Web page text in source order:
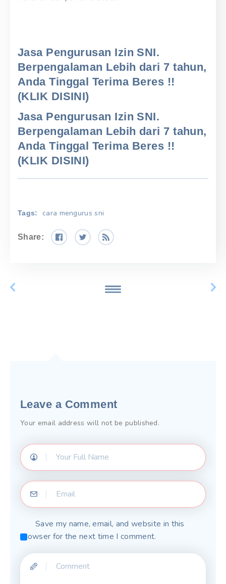
Jasa Pengurusan Izin SNI.
Berpengalaman Lebih dari 7 tahun,
Anda Tinggal Terima Beres !!
(KLIK DISINI)
Jasa Pengurusan Izin SNI.
Berpengalaman Lebih dari 7 tahun,
Anda Tinggal Terima Beres !!
(KLIK DISINI)
Tags: cara mengurus sni
Share:
Leave a Comment
Your email address will not be published.
Save my name, email, and website in this
browser for the next time I comment.